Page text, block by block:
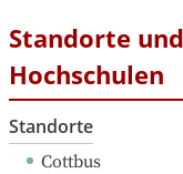
Standorte
Hochschulen
Standorte
Cottbus